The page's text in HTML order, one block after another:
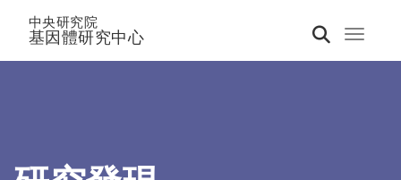
Toggle
中央研究院
基因體研究中心